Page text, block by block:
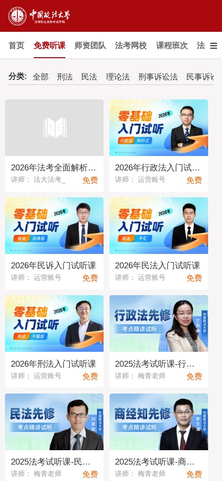
首页 免费听课 师资团队 法考网校 课程班次 法考≡
分类: 全部 刑法 民法 理论法 刑事诉讼法 民事诉讼
2026年法考全面解析与备考指导
讲师： 法大法考_ 免费
2026年行政法入门试听课
讲师： 运营账号 免费
2026年民诉入门试听课
讲师： 运营账号 免费
2026年民法入门试听课
讲师： 运营账号 免费
2026年刑法入门试听课
讲师： 运营账号 免费
2025法考试听课-行政法04
讲师： 梅青老师 免费
2025法考试听课-民法01
讲师： 梅青老师 免费
2025法考试听课-商经知02
讲师： 梅青老师 免费